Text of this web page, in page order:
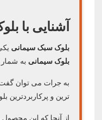
آشنایی با
بلوک سبک سیمانی
بلوک سیمانی به
به جرات می توان
ترین و
از آنجا که این